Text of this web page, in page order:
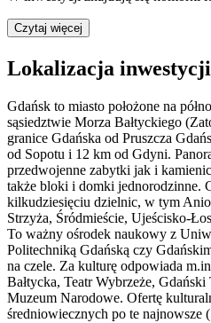
Czytaj więcej
Lokalizacja inwestycji
Gdańsk to miasto położone na
sąsiedztwie Morza Bałtyckiego
granice Gdańska od Pruszcza
od Sopotu i 12 km od Gdyni.
przedwojenne zabytki jak i
także bloki i domki jednorodzinne.
kilkudziesięciu dzielnic, w tym
Strzyża, Śródmieście, Ujeścisko-
To ważny ośrodek naukowy z
Politechniką Gdańską czy
na czele. Za kulturę odpowiada
Bałtycka, Teatr Wybrzeże,
Muzeum Narodowe. Ofertę
średniowiecznych po te najnowsze